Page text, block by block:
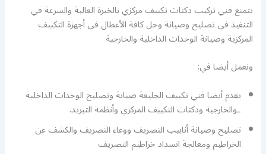
يتمتع فني تركيب دكتات تكييف مركزي بالخبرة العالية والسرعة في
التنفيذ في تصليح وصيانة وحل كافة الأعطال في أجهزة التكييف
المركزية وصيانة الوحدات الداخلية والخارجية
ونعمل أيضا في:
يقدم أيضا فني تكييف الجليعة صيانة وتصليح الوحدات الداخلية
ـوالخارجية ودكتات التكييف المركزي وأنظمة التبريد.
تصليح وصيانة أنابيب التصريف ووعاء التصريف والكشف عن
الخراطيم ومعالجة انسداد خراطيم التصريف